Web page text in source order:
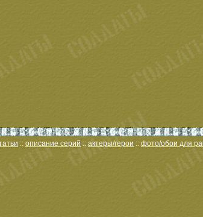
:: описание серий :: актеры/герои :: фото/обои для